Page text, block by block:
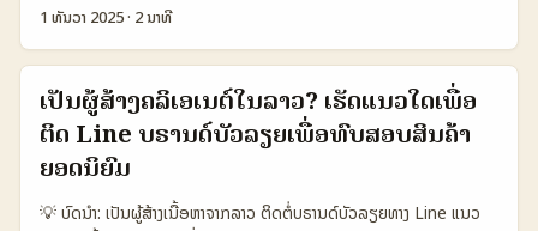
Instagram 👥 Monthly Active 90.000.000 1.200.000.000
Ease of Brand DM High Medium Medium 🧾 Creator Tools
for Long-form Limited Good Good 💰 Typical Brand
Budget (small biz) Low–Medium Medium Medium–High
ຕາຕະລາງເຫັນວ່າ Takatak ມີ engagement ດີສໍາລັບເວລາໂຕຈິງແລະການ
ຕື່ນເຕັ້ນອາດຈະເໝາະກັບ content native, ແຕ່ວັດຖຸສໍາລັບ long-form
review ຈະຕ້ອງໃຊ້ TikTok ຫຼື Instagram ເພີ່ມ tools ແລະບັດທີ່ມີງົບ
ປະມານສູງ. ນີ້ແມ່ນຈຸດສຳຄັນເພື່ອການຕັດສິນໃຈເຖິງຈຸດຫມາຍ platform ທີ່ຈະ
ທ້ອງຖິ່ນ. ສຳລັບແບຣນທີ່ຢາກຈັດງານທີ່ມີຄວາມເປັນ Disney Plus-themed
ແລະຕ້ອງການເຊື່ອມຕໍ່ກັບຜູ້ສ້າງເນື້ອຫາຈາກ Côte d’Ivoire, ຄວາມທັນສະໄໝ
ການກວດສອບແລະແນວທາງການຕິດຕໍ່ທີ່ຊັດເຈນແມ່ນສິ່ງສໍາຄັນ. ນີ້ບໍ່ແມ່ນບົດທີ່
ວຽກພຽງການລາຍຊື່ — ແຕ່ມັນແມ່ນແຜນການປະຕິບັດ, ຊັດເຈນວີທີຫຼາຍເພື່ອ
ຊ່ວຍໃຫ້ທ່ານເຫັນຄົນທີ່ມີຄວາມເປັນ Disney Plus-focused, ຂໍ້ເຄັ່ງໃນການ
ຕິດຕໍ່, ແລະວິທີຈ່າຍເງິນທີ່ຖືກຕ້ອງ. ຕອນນີ້ມີຂໍ້ມູນລ່າສຸດກ່ອນວັນທີ 1 ທໍລະ
ComingSoon (2025-11-29) — ນີ້ແມ່ນເນື້ອຫາທີ່ສໍາຄັນສໍາລັບການ
1 ທັນວາ 2025· 2 ນາທີ
ເປັນຜູ້ສ້າງຄລິເອເນຕ໌ໃນລາວ? ເຮັດແນວໃດເພື່ອ
ຕິດ Line ບຣານດ໌ບັວລຽຍເພື່ອທົບສອບສິນຄ້າ
ຍອດນິຍົມ
💡 ບົດນໍາ: ເປັນຜູ້ສ້າງເນື້ອຫາຈາກລາວ ຕິດຕໍ່ບຣານດ໌ບັວລຽຍທາງ Line ແນວ